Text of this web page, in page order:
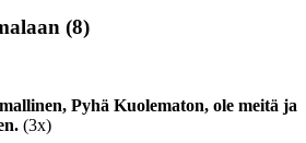
(8)
Pyhä Kuolematon, ole meitä ja
(3x)